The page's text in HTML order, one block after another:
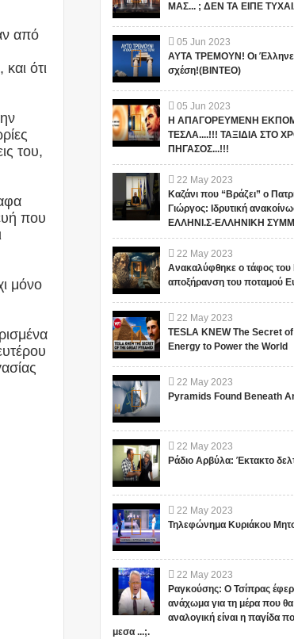
από
ότι
του,
που
μόνο
ΜΑΣ... ; ΔΕΝ ΤΑ ΕΙΠΕ
05 Jun 2023
ΑΥΤΑ ΤΡΕΜΟΥΝ! Οι Έλληνες
σχέση!(ΒΙΝΤΕΟ)
05 Jun 2023
Η ΑΠΑΓΟΡΕΥΜΕΝΗ
ΤΕΣΛΑ....!!! ΤΑΞΙΔΙΑ ΣΤΟ
ΠΗΓΑΣΟΣ...!!!
22 May 2023
Καζάνι που “Βράζει” ο
Γιώργος: Ιδρυτική
ΕΛΛΗΝΙ.Σ-ΕΛΛΗΝΙΚΗ
22 May 2023
Ανακαλύφθηκε ο τάφος του
αποξήρανση του ποταμού
22 May 2023
TESLA KNEW The Secret
Energy to Power the World
22 May 2023
Pyramids Found Beneath
22 May 2023
Ράδιο Αρβύλα: Έκτακτο
22 May 2023
Τηλεφώνημα Κυριάκου
22 May 2023
Ραγκούσης: Ο Τσίπρας
ανάχωμα για τη μέρα που
αναλογική είναι η παγίδα
μεσα ...;.